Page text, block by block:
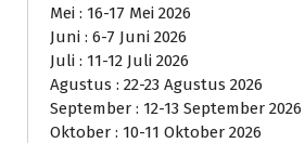
Mei : 16-17 Mei 2026
Juni : 6-7 Juni 2026
Juli : 11-12 Juli 2026
Agustus : 22-23 Agustus 2026
September : 12-13 September 2026
Oktober : 10-11 Oktober 2026